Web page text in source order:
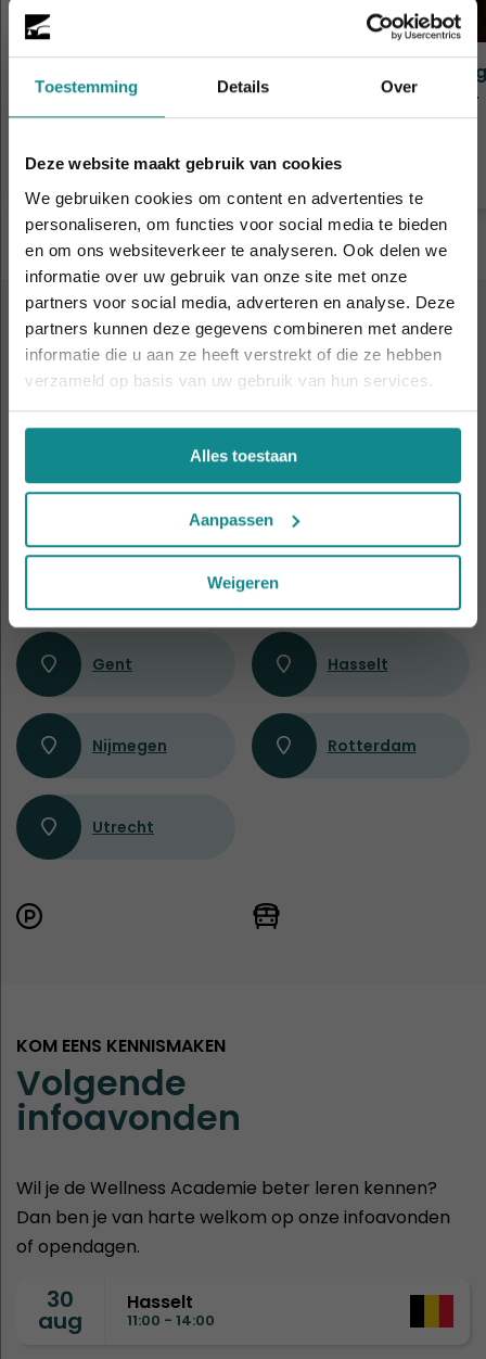
Toestemming Details Over
Deze website maakt gebruik van cookies
We gebruiken cookies om content en advertenties te
personaliseren, om functies voor social media te bieden
en om ons websiteverkeer te analyseren. Ook delen we
informatie over uw gebruik van onze site met onze
partners voor social media, adverteren en analyse. Deze
partners kunnen deze gegevens combineren met andere
informatie die u aan ze heeft verstrekt of die ze hebben
verzameld op basis van uw gebruik van hun services.
Alles toestaan
Aanpassen
Weigeren
Duur
2 - 4 dagen
Meer informatie
Duur
ALTIJD IN DE BUURT
9 leslocatiesdoor heel
Nederland en België
Amsterdam Antwerpen
Gent Hasselt
Nijmegen Rotterdam
Utrecht
KOM EENS KENNISMAKEN
Volgende
infoavonden
Wil je de Wellness Academie beter leren kennen?
Dan ben je van harte welkom op onze infoavonden
of opendagen.
30
aug
Hasselt
11:00 - 14:00
De hittegolf houdt aan... onze actie ook! 10%
korting verlengd t.e.m. 7 augustus 2026.
Sluiten